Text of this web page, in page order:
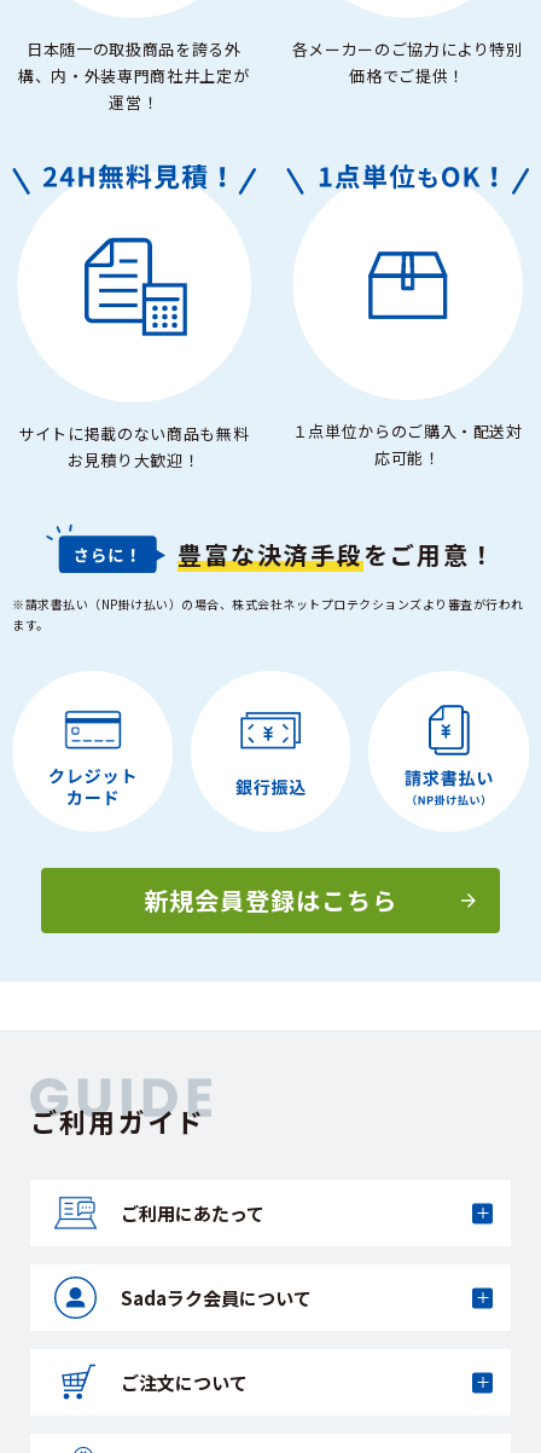
日本随一の取扱商品を誇る外
構、内・外装専門商社井上定が
運営！
各メーカーのご協力により特別
価格でご提供！
サイトに掲載のない商品も無料
お見積り大歓迎！
１点単位からのご購入・配送対
応可能！
豊富な決済手段をご用意！
※請求書払い（NP掛け払い）の場合、株式会社ネットプロテクションズより審査が行われ
ます。
新規会員登録はこちら
ご利用ガイド
ご利用にあたって
Sadaラク会員について
ご注文について